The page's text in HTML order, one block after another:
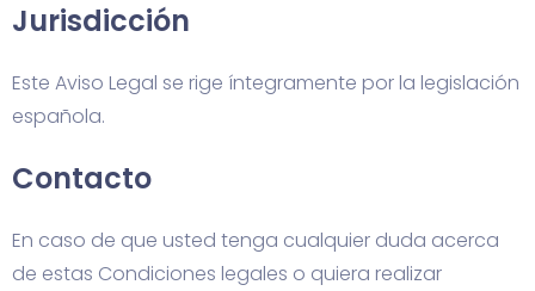
Jurisdicción
Este Aviso Legal se rige íntegramente por la legislación
española.
Contacto
En caso de que usted tenga cualquier duda acerca
de estas Condiciones legales o quiera realizar